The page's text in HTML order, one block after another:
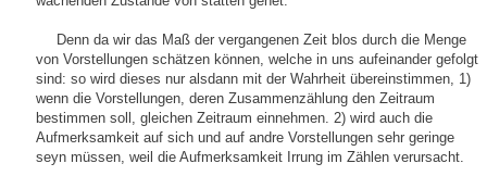
Denn da wir das Maß der vergangenen Zeit blos durch die Menge
von Vorstellungen schätzen können, welche in uns aufeinander gefolgt
sind: so wird dieses nur alsdann mit der Wahrheit übereinstimmen, 1)
wenn die Vorstellungen, deren Zusammenzählung den Zeitraum
bestimmen soll, gleichen Zeitraum einnehmen. 2) wird auch die
Aufmerksamkeit auf sich und auf andre Vorstellungen sehr geringe
seyn müssen, weil die Aufmerksamkeit Irrung im Zählen verursacht.